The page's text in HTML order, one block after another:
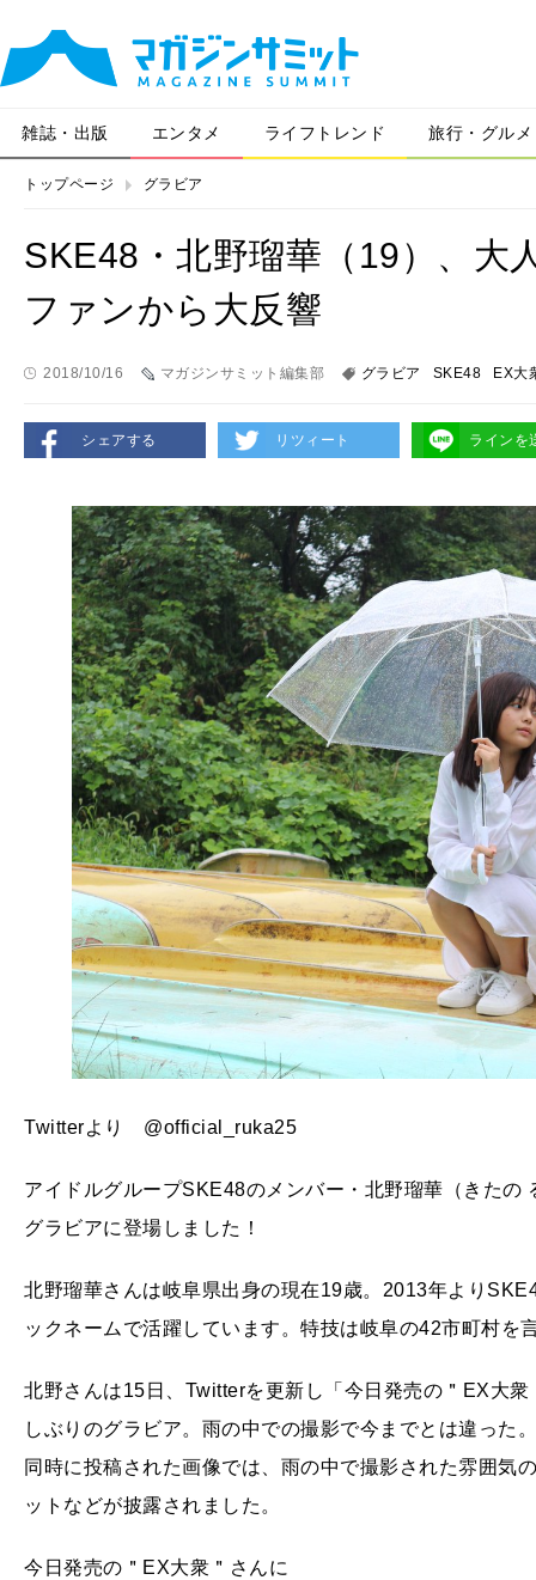
雑誌・出版 エンタメ ライフトレンド 旅行・グルメ
トップページ グラビア
SKE48・北野瑠華（19）、大
ファンから大反響
2018/10/16 マガジンサミット編集部 グラビア SKE48 EX大
シェアする リツィート ラインを
Twitterより @official_ruka25
アイドルグループSKE48のメンバー・北野瑠華（きた
グラビアに登場しました！
北野瑠華さんは岐阜県出身の現在19歳。2013年より
ックネームで活躍しています。特技は岐阜の42市町村を
北野さんは15日、Twitterを更新し「今日発売の＂EX大
しぶりのグラビア。雨の中での撮影で今までとは違った
同時に投稿された画像では、雨の中で撮影された雰囲気
ットなどが披露されました。
今日発売の＂EX大衆＂さんに